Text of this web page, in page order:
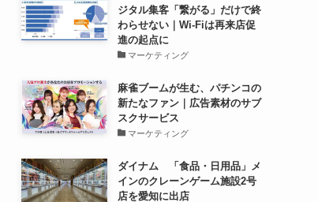
ジタル集客「繋がる」だけで終
わらせない｜Wi-Fiは再来店促
進の起点に
マーケティング
麻雀ブームが生む、パチンコの
新たなファン｜広告素材のサブ
スクサービス
マーケティング
ダイナム 「食品・日用品」メ
インのクレーンゲーム施設2号
店を愛知に出店